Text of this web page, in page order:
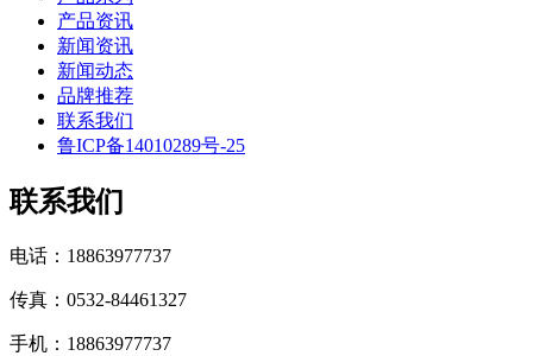
产品资讯
新闻资讯
新闻动态
品牌推荐
联系我们
鲁ICP备14010289号-25
联系我们
电话：18863977737
传真：0532-84461327
手机：18863977737